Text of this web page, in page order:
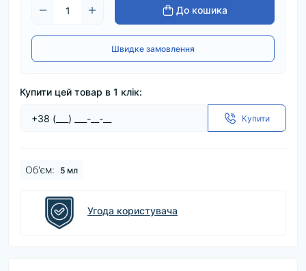
До кошика
Швидке замовлення
Купити цей товар в 1 клік:
Купити
Об'єм: 5 мл
Угода користувача